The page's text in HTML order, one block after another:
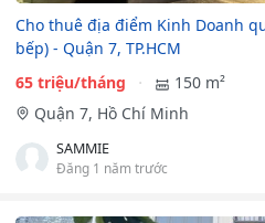
Cho thuê địa điểm Kinh Doanh
bếp) - Quận 7, TP.HCM
65 triệu/tháng
150 m²
Quận 7, Hồ Chí Minh
SAMMIE
Đăng 1 năm trước